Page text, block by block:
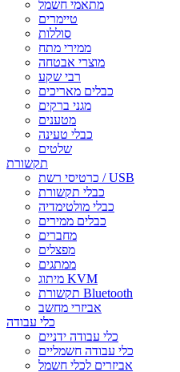
מתאמי חשמל
טיימרים
סוללות
ממירי מתח
מוצרי אבטחה
רבי שקע
כבלים מאריכים
מגני ברקים
מטענים
כבלי טעינה
שלטים
תקשורת
כרטיסי רשת / USB
כבלי תקשורת
כבלי מולטימדיה
כבלים ממירים
מחברים
מפצלים
ממתגים
מיתוג KVM
תקשורת Bluetooth
אביזרי מחשב
כלי עבודה
כלי עבודה ידניים
כלי עבודה חשמליים
אביזרים לכלי חשמל